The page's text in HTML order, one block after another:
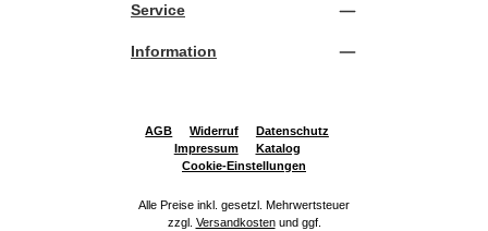
Service
Information
AGB Widerruf
Datenschutz
Impressum
Katalog
Cookie-Einstellungen
Alle Preise inkl. gesetzl. Mehrwertsteuer
zzgl. Versandkostenund ggf.